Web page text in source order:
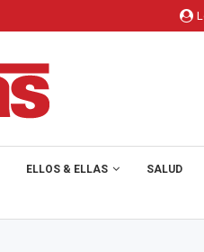
ELLOS & ELLAS SALUD